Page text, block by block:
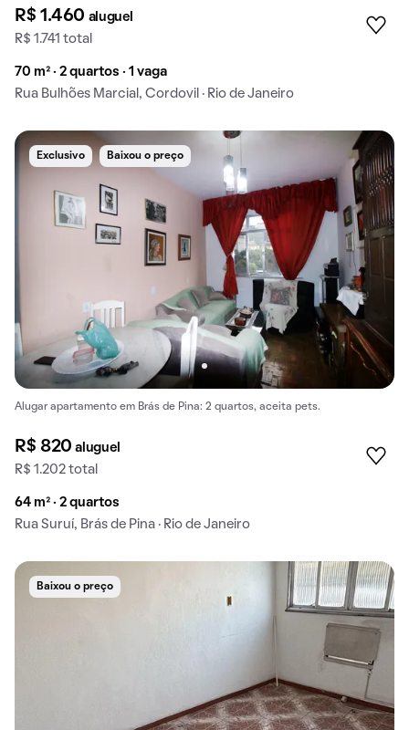
R$ 1.460 aluguel
R$ 1.741 total
70 m² · 2 quartos · 1 vaga
Rua Bulhões Marcial, Cordovil · Rio de Janeiro
Exclusivo Baixou o preço
Alugar apartamento em Brás de Pina: 2 quartos, aceita pets.
R$ 820aluguel
R$ 1.202 total
64 m² · 2 quartos
Rua Suruí, Brás de Pina · Rio de Janeiro
Baixou o preço